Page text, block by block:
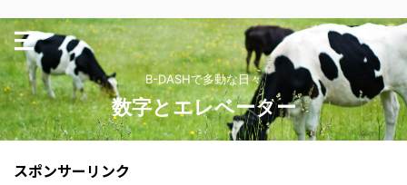
B-DASHで多動な日々
数字とエレベーター
スポンサーリンク